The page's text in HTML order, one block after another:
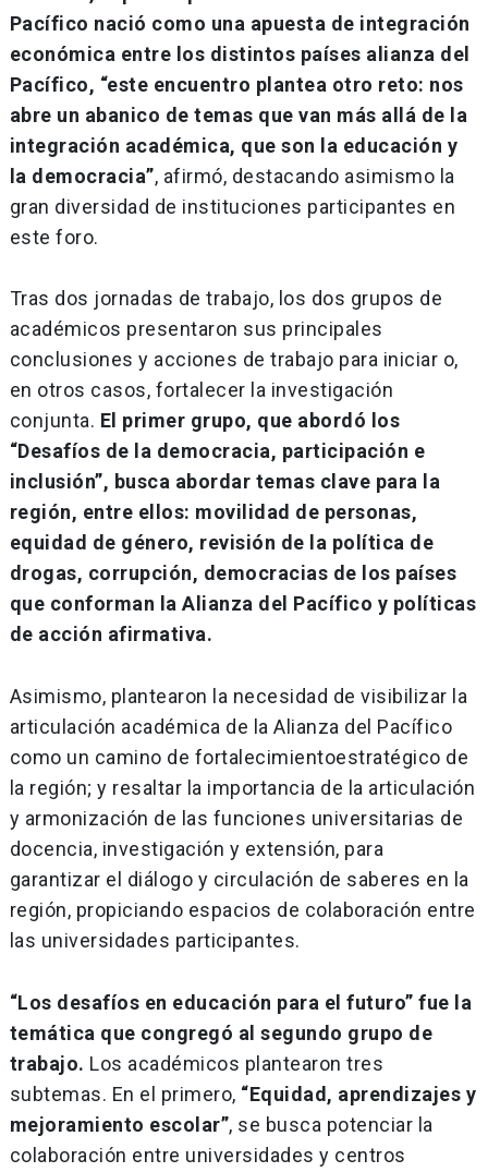
Pacífico nació como una apuesta de integración
económica entre los distintos países alianza del
Pacífico, “este encuentro plantea otro reto: nos
abre un abanico de temas que van más allá de la
integración académica, que son la educación y
la democracia”, afirmó, destacando asimismo la
gran diversidad de instituciones participantes en
este foro.
Tras dos jornadas de trabajo, los dos grupos de
académicos presentaron sus principales
conclusiones y acciones de trabajo para iniciar o,
en otros casos, fortalecer la investigación
conjunta. El primer grupo, que abordó los
“Desafíos de la democracia, participación e
inclusión”, busca abordar temas clave para la
región, entre ellos: movilidad de personas,
equidad de género, revisión de la política de
drogas, corrupción, democracias de los países
que conforman la Alianza del Pacífico y políticas
de acción afirmativa.
Asimismo, plantearon la necesidad de visibilizar la
articulación académica de la Alianza del Pacífico
como un camino de fortalecimientoestratégico de
la región; y resaltar la importancia de la articulación
y armonización de las funciones universitarias de
docencia, investigación y extensión, para
garantizar el diálogo y circulación de saberes en la
región, propiciando espacios de colaboración entre
las universidades participantes.
“Los desafíos en educación para el futuro” fue la
temática que congregó al segundo grupo de
trabajo. Los académicos plantearon tres
subtemas. En el primero, “Equidad, aprendizajes y
mejoramiento escolar”, se busca potenciar la
colaboración entre universidades y centros